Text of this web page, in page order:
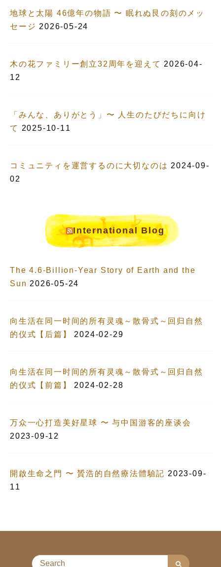
地球と太陽 46億年の物語 〜 眠れぬ艮の刻のメッ
セージ 2026-05-24
木の花ファミリー創立32周年を迎えて 2026-04-
12
「みんな、ありがとう」〜 人生のたびだちに向け
て
2025-10-11
コミュニティを運営するのに大切なのは 2024-09-
02
International Blog
The 4.6-Billion-Year Story of Earth and the
Sun 2026-05-24
向生活在同一时间的所有灵魂～散骨式～回归自然
的仪式【后篇】
2024-02-29
向生活在同一时间的所有灵魂～散骨式～回归自然
的仪式【前篇】
2024-02-28
万众一心打造美好星球 〜 与中国游客的座谈会
2023-09-12
開啟生命之門 〜 贇浩的自然療法體驗記 2023-09-
11